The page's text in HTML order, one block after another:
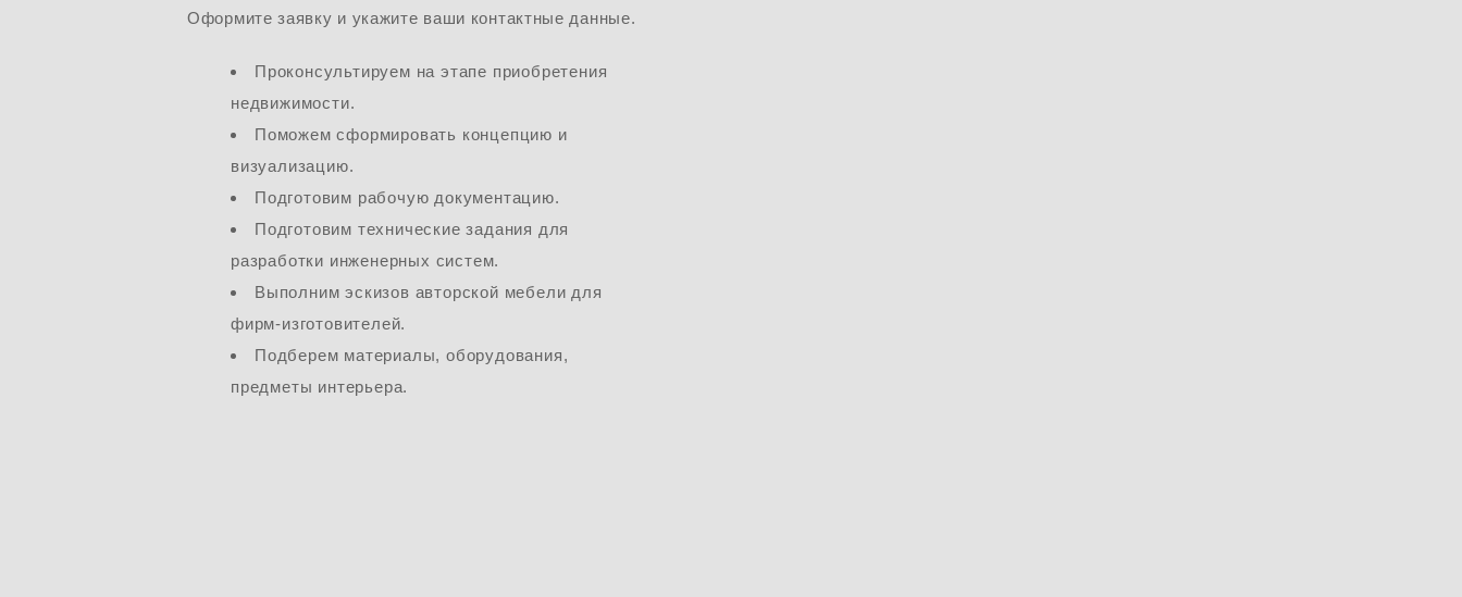
Оформите заявку и укажите ваши контактные данные.
Проконсультируем на этапе приобретения
недвижимости.
Поможем сформировать концепцию и
визуализацию.
Подготовим рабочую документацию.
Подготовим технические задания для
разработки инженерных систем.
Выполним эскизов авторской мебели для
фирм-изготовителей.
Подберем материалы, оборудования,
предметы интерьера.